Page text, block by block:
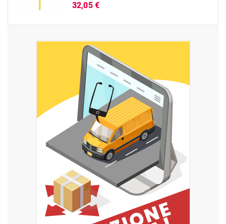
32,05 €